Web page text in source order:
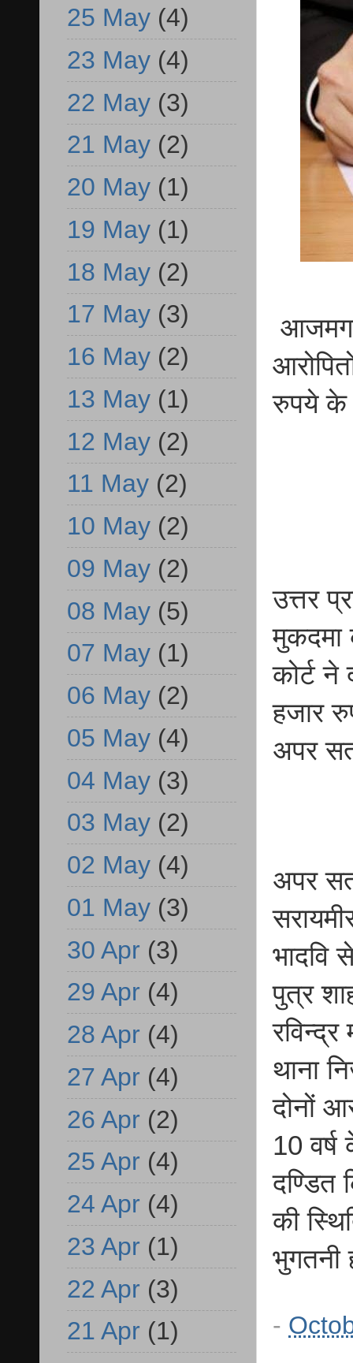
रुपये के
उत्तर
मुकदमा
कोर्ट ने
हजार
अपर
अपर
भादवि
पुत्र
रविन्द्र
थाना
दोनों
10
दण्डित
की
भुगतनी
-
25 May (4)
23 May (4)
22 May (3)
21 May (2)
20 May (1)
19 May (1)
18 May (2)
17 May (3)
16 May (2)
13 May (1)
12 May (2)
11 May (2)
10 May (2)
09 May (2)
08 May (5)
07 May (1)
06 May (2)
05 May (4)
04 May (3)
03 May (2)
02 May (4)
01 May (3)
30 Apr (3)
29 Apr (4)
28 Apr (4)
27 Apr (4)
26 Apr (2)
25 Apr (4)
24 Apr (4)
23 Apr (1)
22 Apr (3)
21 Apr (1)